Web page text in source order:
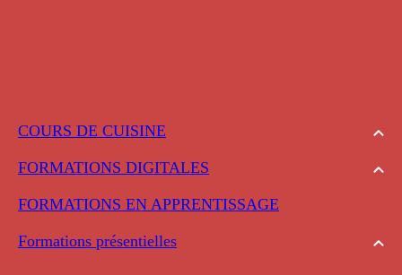
COURS DE CUISINE
FORMATIONS DIGITALES
FORMATIONS EN APPRENTISSAGE
Formations présentielles